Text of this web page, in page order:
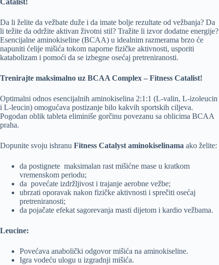
Catalist!
Da li želite da vežbate duže i da imate bolje rezultate od vežbanja? Da
li težite da održite aktivan životni stil? Tražite li izvor dodatne energije?
Esencijalne aminokiseline (BCAA) u idealnim razmerama brzo će
napuniti ćelije mišića tokom naporne fizičke aktivnosti, usporiti
katabolizam i pomoći da se izbegne osećaj pretreniranosti.
Trenirajte maksimalno uz BCAA Complex – Fitness Catalist!
Optimalni odnos esencijalnih aminokiselina 2:1:1 (L-valin, L-izoleucin
i L-leucin) omogućava postizanje bilo kakvih sportskih ciljeva.
Pogodan oblik tableta eliminiše gorčinu povezanu sa oblicima BCAA
praha.
Dopunite svoju ishranu Fitness Catalyst aminokiselinama ako želite:
da postignete maksimalan rast mišićne mase u kratkom
vremenskom periodu;
da povećate izdržljivost i trajanje aerobne vežbe;
ubrzati oporavak nakon fizičke aktivnosti i sprečiti osećaj
pretreniranosti;
da pojačate efekat sagorevanja masti dijetom i kardio vežbama.
Leucine:
Povećava anabolički odgovor mišića na aminokiseline.
Igra vodeću ulogu u izgradnji mišića.